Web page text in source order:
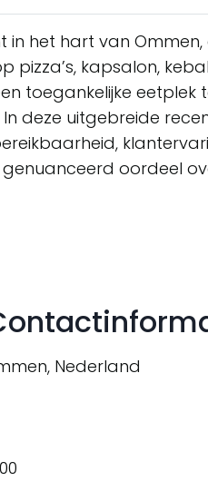
in het hart van
pizza’s, kapsalon,
toegankelijke eetplek
deze uitgebreide
oordeel
Nederland